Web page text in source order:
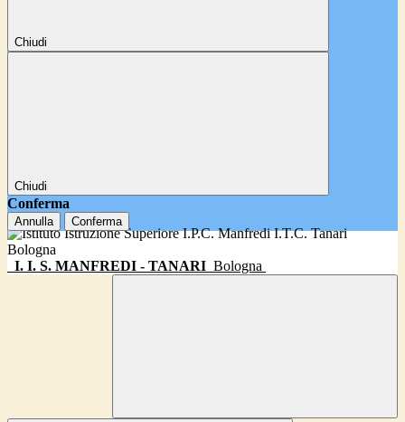
Chiudi
Chiudi
Conferma
Annulla Conferma
I. I. S. MANFREDI - TANARI Bologna